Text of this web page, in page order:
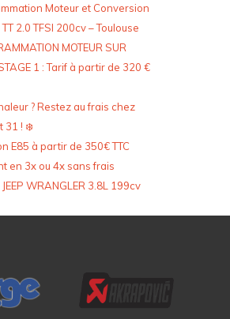
Moteur et Conversion
2.0 TFSI 200cv – Toulouse
MOTEUR SUR
1 : Tarif à partir de 320 €
? Restez au frais chez
31 ! ❄️
E85 à partir de 350€ TTC
en 3x ou 4x sans frais
WRANGLER 3.8L 199cv